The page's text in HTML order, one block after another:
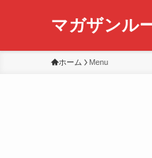
マガザンル
ホーム Menu